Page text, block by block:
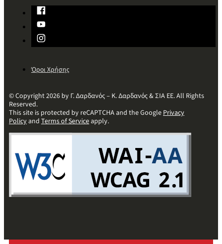
Όροι Χρήσης
© Copyright 2026 by Γ. Δαρδανός – Κ. Δαρδανός & ΣΙΑ ΕΕ. All Rights
Reserved.
This site is protected by reCAPTCHA and the GooglePrivacy
Policyand Terms of Serviceapply.